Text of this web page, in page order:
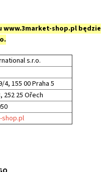
www.3market-shop.pl będzie
s.r.o.
4, 155 00 Praha 5
252 25 Ořech
shop.pl